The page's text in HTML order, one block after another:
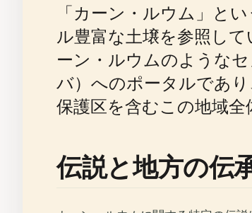
「カーン・ルウム」と
ル豊富な土壌を参照して
ーン・ルウムのような
バ）へのポータルであ
保護区を含むこの地域
伝説と地方の伝